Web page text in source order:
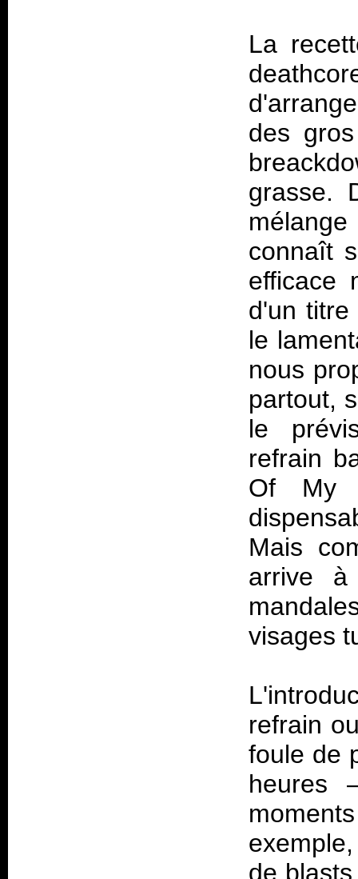
La
des
grasse.
connaît
efficace
d'un titre
le
nous
partout,
le
refrain
Of My
Mais
arrive à
visages
refrain
foule de
heures
de